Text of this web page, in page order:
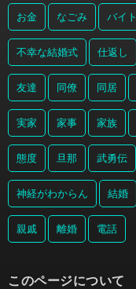
お金 なごみ バイト
不幸な結婚式 仕返し
友達 同僚 同居
実家 家事 家族
態度 旦那 武勇伝
神経がわからん 結婚
親戚 離婚 電話
このページについて